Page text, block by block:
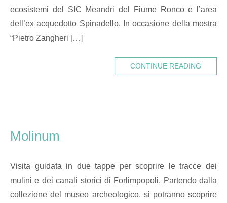
ecosistemi del SIC Meandri del Fiume Ronco e l’area
dell’ex acquedotto Spinadello. In occasione della mostra
“Pietro Zangheri […]
CONTINUE READING
Molinum
Visita guidata in due tappe per scoprire le tracce dei
mulini e dei canali storici di Forlimpopoli. Partendo dalla
collezione del museo archeologico, si potranno scoprire